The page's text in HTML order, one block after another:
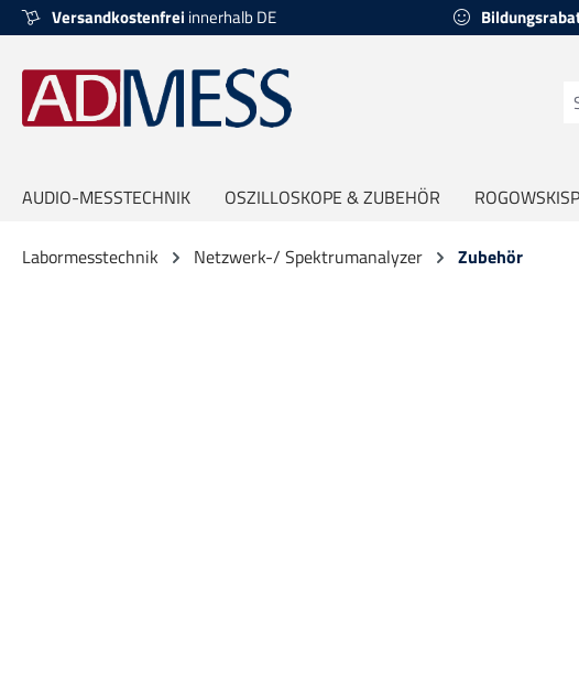
Zur Hauptnavigation springen
Versandkostenfrei innerhalb DE
AUDIO-MESSTECHNIK OSZILLOSKOPE & ZUBEHÖR
Labormesstechnik Netzwerk-/ Spektrumanalyzer Zubehör